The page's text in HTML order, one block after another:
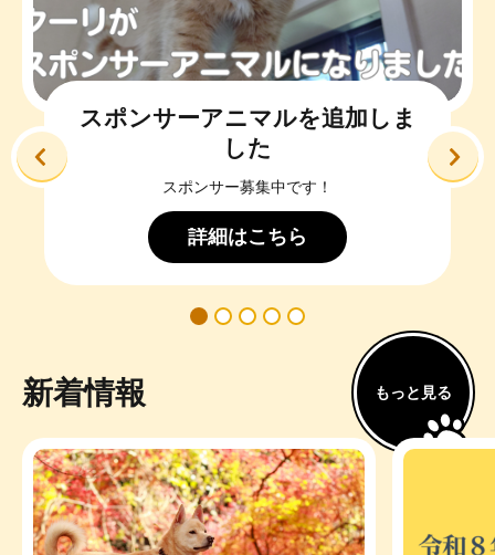
アーカイビングプロジェクト
アーカイビングプロジェクト
前へ